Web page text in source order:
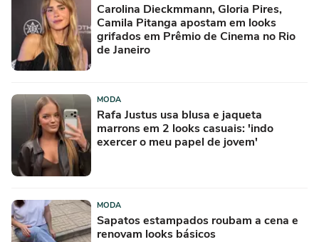
Carolina Dieckmmann, Gloria Pires,
Camila Pitanga apostam em looks
grifados em Prêmio de Cinema no Rio
de Janeiro
MODA
Rafa Justus usa blusa e jaqueta
marrons em 2 looks casuais: 'indo
exercer o meu papel de jovem'
MODA
Sapatos estampados roubam a cena e
renovam looks básicos